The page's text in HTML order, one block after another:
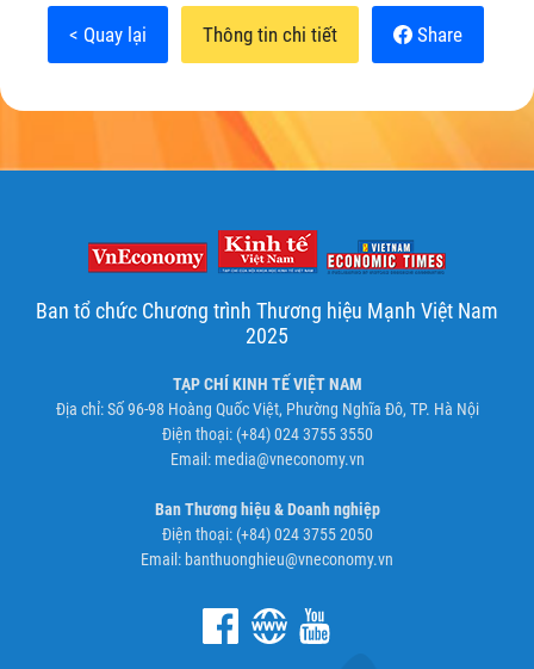
< Quay lại Thông tin chi tiết Share
Ban tổ chức Chương trình Thương hiệu Mạnh Việt Nam
2025
TẠP CHÍ KINH TẾ VIỆT NAM
Địa chỉ: Số 96-98 Hoàng Quốc Việt, Phường Nghĩa Đô, TP. Hà Nội
Điện thoại: (+84) 024 3755 3550
Email: media@vneconomy.vn
Ban Thương hiệu & Doanh nghiệp
Điện thoại: (+84) 024 3755 2050
Email: banthuonghieu@vneconomy.vn